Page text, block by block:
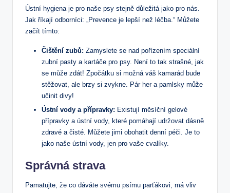
Ústní hygiena je pro naše psy stejně důležitá jako pro nás.
Jak říkají odborníci: „Prevence je lepší než léčba.“ Můžete
začít tímto:
Čištění zubů: Zamyslete se nad pořízením speciální
zubní pasty a kartáče pro psy. Není to tak strašné, jak
se může zdát! Zpočátku si možná váš kamarád bude
stěžovat, ale brzy si zvykne. Pár her a pamlsky může
učinit divy!
Ústní vody a přípravky: Existují měsíční gelové
přípravky a ústní vody, které pomáhají udržovat dásně
zdravé a čisté. Můžete jimi obohatit denní péči. Je to
jako naše ústní vody, jen pro vaše cvalíky.
Správná strava
Pamatujte, že co dáváte svému psímu parťákovi, má vliv